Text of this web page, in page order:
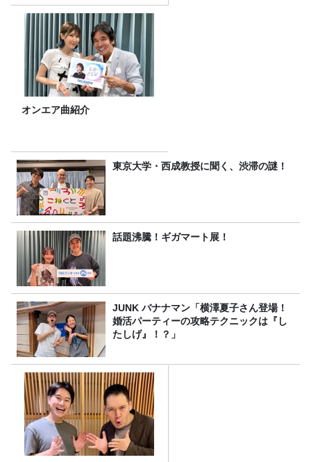
オンエア曲紹介
東京大学・西成教授に聞く、渋滞の謎！
話題沸騰！ギガマート展！
JUNK バナナマン「横澤夏子さん登場！
婚活パーティーの攻略テクニックは『し
たしげ』！？」